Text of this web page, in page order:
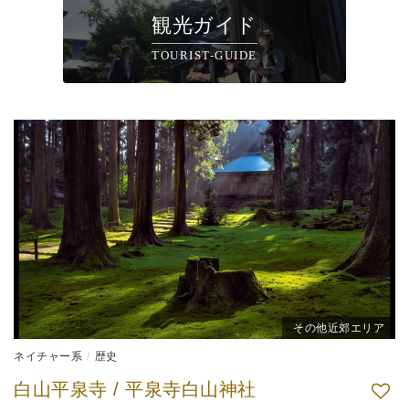
観光ガイド
TOURIST-GUIDE
その他近郊エリア
ネイチャー系 歴史
白山平泉寺 / 平泉寺白山神社